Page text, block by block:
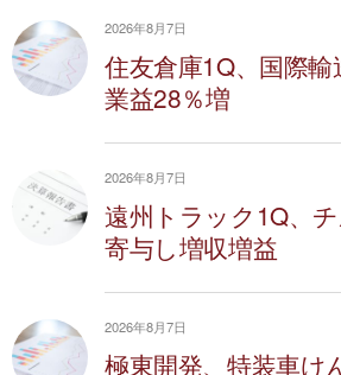
2026年8月7日
住友倉庫1Q、国際
業益28％増
2026年8月7日
遠州トラック1Q、
寄与し増収増益
2026年8月7日
極東開発、特装車け